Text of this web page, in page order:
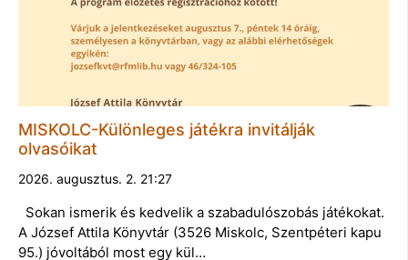
MISKOLC-Különleges játékra invitálják
olvasóikat
2026. augusztus. 2. 21:27
Sokan ismerik és kedvelik a szabadulószobás játékokat.
A József Attila Könyvtár (3526 Miskolc, Szentpéteri kapu
95.) jóvoltából most egy kül…